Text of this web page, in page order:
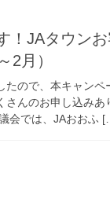
！JAタウン
2月）
ので、本キャンペ
んのお申し込みあ
会では、JAおおふ